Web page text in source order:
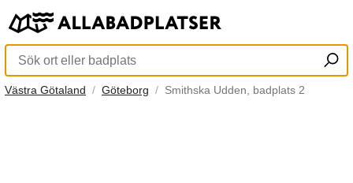
Västra Götaland Göteborg Smithska Udden, badplats 2